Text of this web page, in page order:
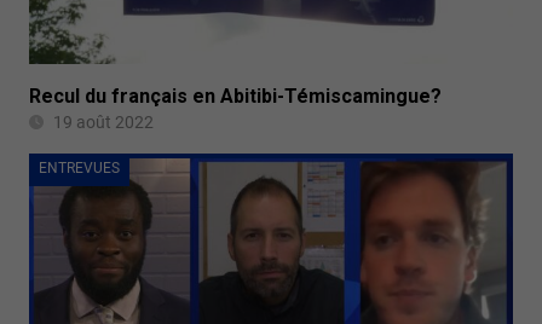
Recul du français en Abitibi-Témiscamingue?
19 août 2022
ENTREVUES